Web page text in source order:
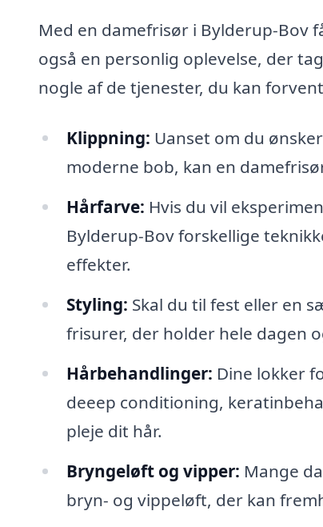
Med en damefrisør i Bylderup-Bov
også en personlig oplevelse, der
nogle af de tjenester, du kan
Klippning: Uanset om du
moderne bob, kan en
Hårfarve: Hvis du vil
Bylderup-Bov forskellige
effekter.
Styling: Skal du til fest eller en
frisurer, der holder hele dagen
Hårbehandlinger: Dine lokker
deeep conditioning,
pleje dit hår.
Bryngeløft og vipper: Mange
bryn- og vippeløft, der kan